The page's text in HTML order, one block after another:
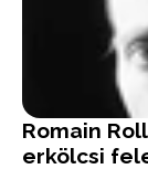
Romain
erkölcsi